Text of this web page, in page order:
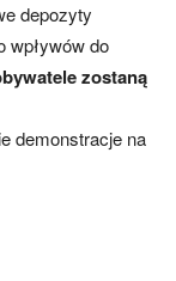
depozyty
wpływów do
zostaną
demonstracje na